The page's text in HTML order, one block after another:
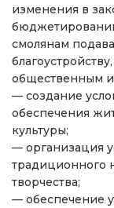
изменения в
смолянам
общественным
— создание
обеспечения
культуры;
— организация
традиционного
творчества;
— обеспечение